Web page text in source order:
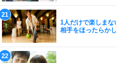
1人だけで楽しまな
相手をほったらか